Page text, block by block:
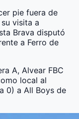
pie fuera de
visita a
Brava disputó
a Ferro de
A, Alvear FBC
local al
0) a All Boys de